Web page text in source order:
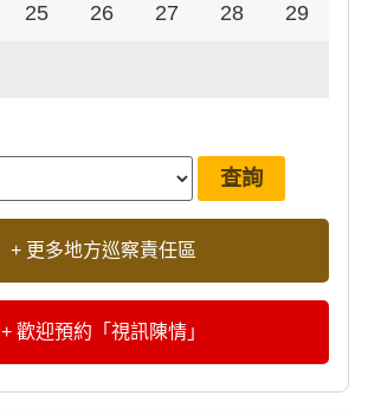
25 26 27 28 29
+ 更多地方巡察責任區
+ 歡迎預約「視訊陳情」